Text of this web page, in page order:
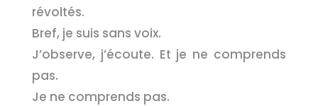
révoltés.
Bref, je suis sans voix.
J’observe, j’écoute. Et je ne comprends
pas.
Je ne comprends pas.